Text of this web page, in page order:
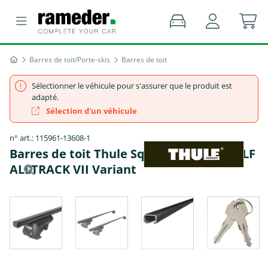
Barres de toit/Porte-skis Barres de toit
Sélectionner le véhicule pour s'assurer que le produit est
adapté.
Sélection d'un véhicule
n° art.: 115961-13608-1
Barres de toit Thule SquareBar - VW GOLF
ALLTRACK VII Variant